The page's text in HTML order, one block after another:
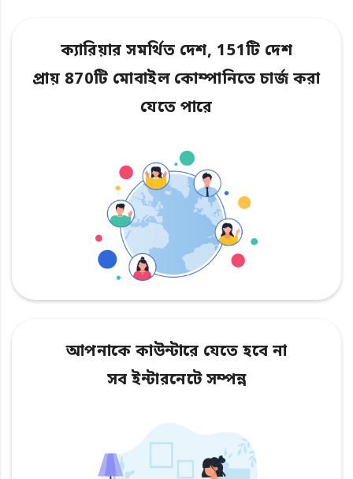
ক্যারিয়ার সমর্থিত দেশ, 151টি দেশ
প্রায় 870টি মোবাইল কোম্পানিতে চার্জ করা
যেতে পারে
আপনাকে কাউন্টারে যেতে হবে না
সব ইন্টারনেটে সম্পন্ন